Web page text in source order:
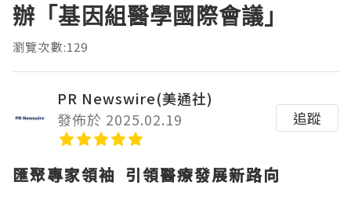
辦「基因組醫學國際會議」
瀏覽次數:129
PR Newswire(美通社)
發佈於 2025.02.19
追蹤
匯聚專家領袖 引領醫療發展新路向